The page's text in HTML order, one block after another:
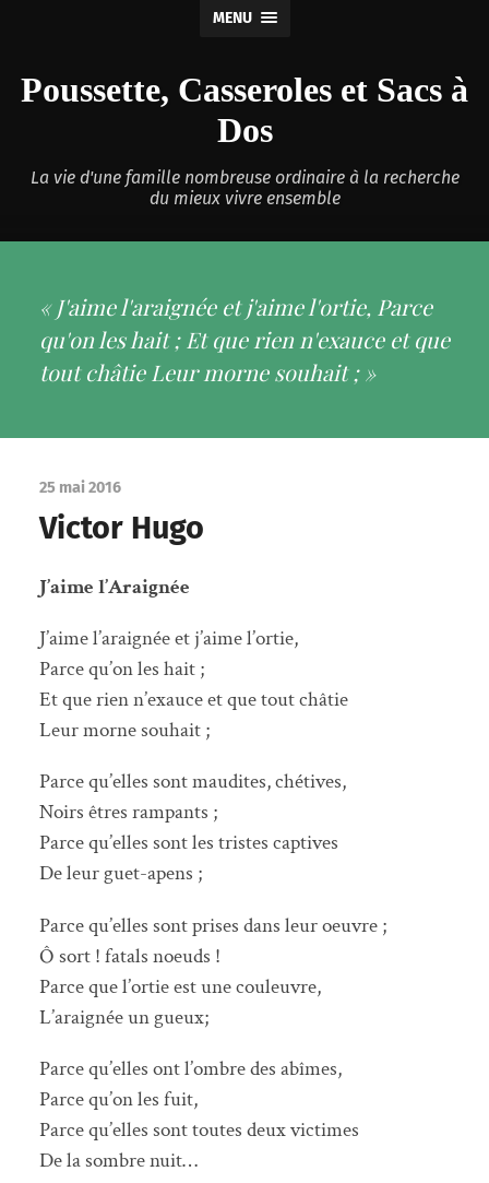
MENU
Poussette, Casseroles et Sacs à
Dos
La vie d'une famille nombreuse ordinaire à la recherche
du mieux vivre ensemble
« J'aime l'araignée et j'aime l'ortie, Parce
qu'on les hait ; Et que rien n'exauce et que
tout châtie Leur morne souhait ; »
25 mai 2016
Victor Hugo
J’aime l’Araignée
J’aime l’araignée et j’aime l’ortie,
Parce qu’on les hait ;
Et que rien n’exauce et que tout châtie
Leur morne souhait ;
Parce qu’elles sont maudites, chétives,
Noirs êtres rampants ;
Parce qu’elles sont les tristes captives
De leur guet-apens ;
Parce qu’elles sont prises dans leur oeuvre ;
Ô sort ! fatals noeuds !
Parce que l’ortie est une couleuvre,
L’araignée un gueux;
Parce qu’elles ont l’ombre des abîmes,
Parce qu’on les fuit,
Parce qu’elles sont toutes deux victimes
De la sombre nuit…